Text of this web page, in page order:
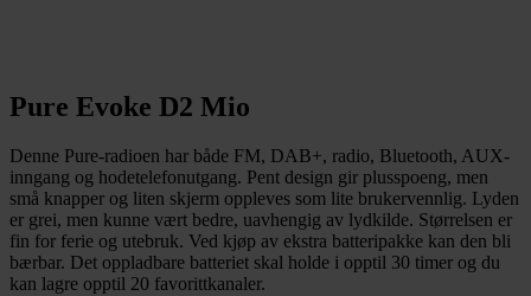
Pure Evoke D2 Mio
Denne Pure-radioen har både FM, DAB+, radio, Bluetooth, AUX-
inngang og hodetelefonutgang. Pent design gir plusspoeng, men
små knapper og liten skjerm oppleves som lite brukervennlig. Lyden
er grei, men kunne vært bedre, uavhengig av lydkilde. Størrelsen er
fin for ferie og utebruk. Ved kjøp av ekstra batteripakke kan den bli
bærbar. Det oppladbare batteriet skal holde i opptil 30 timer og du
kan lagre opptil 20 favorittkanaler.